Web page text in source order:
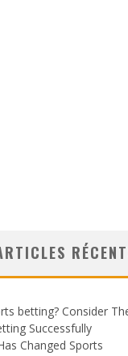
betting? Consider
Successfully
Changed Sports